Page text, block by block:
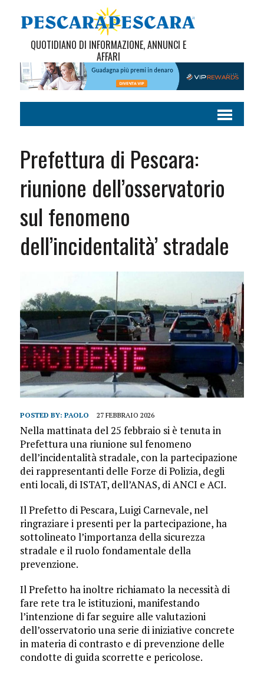
QUOTIDIANO DI INFORMAZIONE, ANNUNCI E
AFFARI
Prefettura di Pescara:
riunione dell’osservatorio
sul fenomeno
dell’incidentalità’ stradale
POSTED BY: PAOLO 27 FEBBRAIO 2026
Nella mattinata del 25 febbraio si è tenuta in
Prefettura una riunione sul fenomeno
dell’incidentalità stradale, con la partecipazione
dei rappresentanti delle Forze di Polizia, degli
enti locali, di ISTAT, dell’ANAS, di ANCI e ACI.
Il Prefetto di Pescara, Luigi Carnevale, nel
ringraziare i presenti per la partecipazione, ha
sottolineato l’importanza della sicurezza
stradale e il ruolo fondamentale della
prevenzione.
Il Prefetto ha inoltre richiamato la necessità di
fare rete tra le istituzioni, manifestando
l’intenzione di far seguire alle valutazioni
dell’osservatorio una serie di iniziative concrete
in materia di contrasto e di prevenzione delle
condotte di guida scorrette e pericolose.